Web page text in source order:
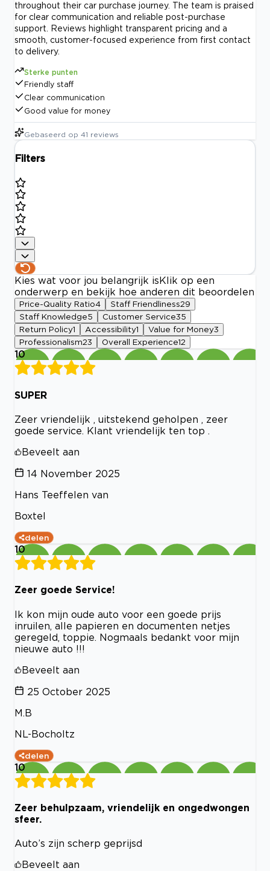
throughout their car purchase journey. The team is praised
for clear communication and reliable post-purchase
support. Reviews highlight transparent pricing and a
smooth, customer-focused experience from first contact
to delivery.
Sterke punten
Friendly staff
Clear communication
Good value for money
Gebaseerd op 41 reviews
Filters
Kies wat voor jou belangrijk is Klik op een
onderwerp en bekijk hoe anderen dit beoordelen
Price-Quality Ratio4 Staff Friendliness29
Staff Knowledge5 Customer Service35
Return Policy1 Accessibility1 Value for Money3
Professionalism23 Overall Experience12
10
SUPER
Zeer vriendelijk , uitstekend geholpen , zeer
goede service. Klant vriendelijk ten top .
Beveelt aan
14 November 2025
Hans Teeffelen van
Boxtel
delen
10
Zeer goede Service!
Ik kon mijn oude auto voor een goede prijs
inruilen, alle papieren en documenten netjes
geregeld, toppie. Nogmaals bedankt voor mijn
nieuwe auto !!!
Beveelt aan
25 October 2025
M.B
NL-Bocholtz
delen
10
Zeer behulpzaam, vriendelijk en ongedwongen
sfeer.
Auto’s zijn scherp geprijsd
Beveelt aan